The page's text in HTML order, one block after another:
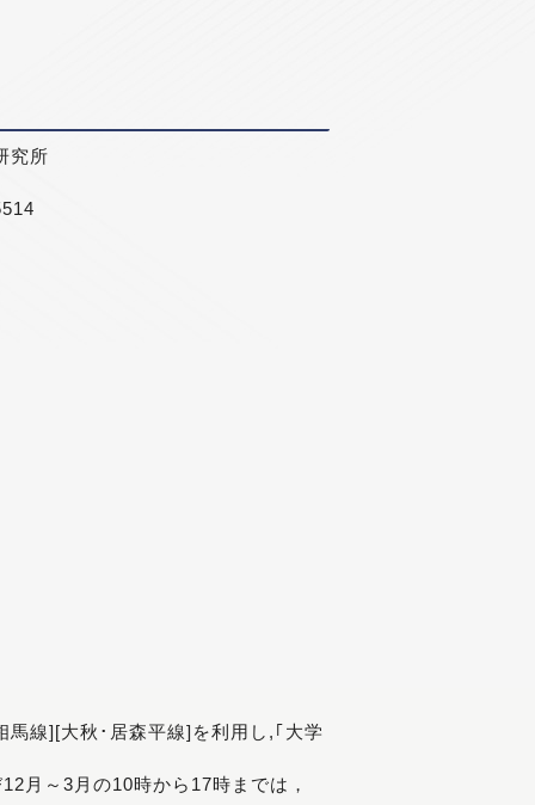
究所
線][大秋･居森平線]を利用し,｢大学
月～3月の10時から17時までは，